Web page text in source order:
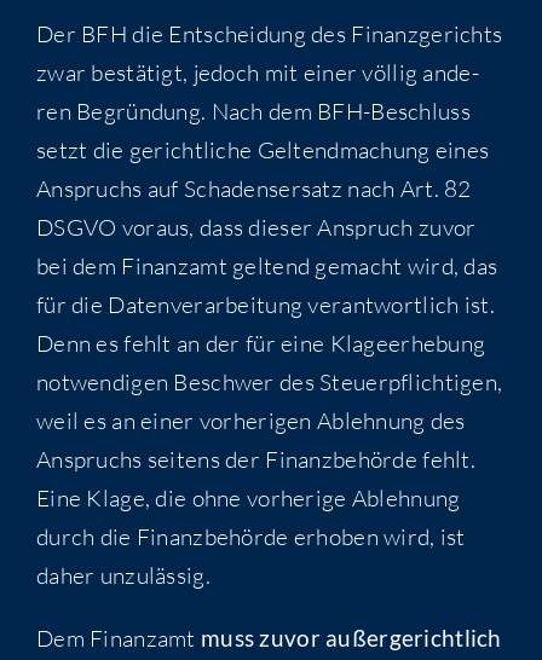
Der BFH die Ent­schei­dung des Finanz­ge­richts
zwar bestä­tigt, jedoch mit einer völ­lig ande­
ren Begrün­dung. Nach dem BFH-Beschluss
setzt die gericht­li­che Gel­tend­ma­chung eines
Anspruchs auf Scha­dens­er­satz nach Art. 82
DSGVO vor­aus, dass die­ser Anspruch zuvor
bei dem Finanz­amt gel­tend gemacht wird, das
für die Daten­ver­ar­bei­tung ver­ant­wort­lich ist.
Denn es fehlt an der für eine Kla­ge­er­he­bung
not­wen­di­gen Beschwer des Steu­er­pflich­ti­gen,
weil es an einer vor­he­ri­gen Ableh­nung des
Anspruchs sei­tens der Finanz­be­hör­de fehlt.
Eine Kla­ge, die ohne vor­he­ri­ge Ableh­nung
durch die Finanz­be­hör­de erho­ben wird, ist
daher unzulässig.
Dem Finanz­amt muss zuvor außer­ge­richt­lich